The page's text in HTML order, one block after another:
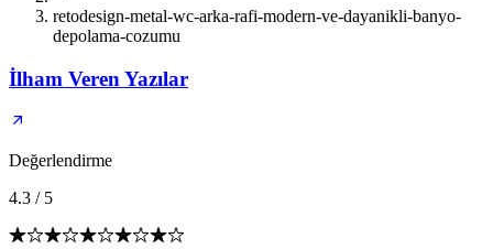
retodesign-metal-wc-arka-rafi-modern-ve-dayanikli-banyo-
depolama-cozumu
İlham Veren Yazılar
Değerlendirme
4.3 / 5